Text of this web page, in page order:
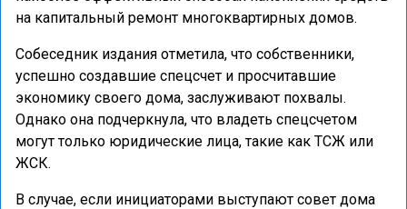
на капитальный ремонт многоквартирных домов.
Собеседник издания отметила, что собственники,
успешно создавшие спецсчет и просчитавшие
экономику своего дома, заслуживают похвалы.
Однако она подчеркнула, что владеть спецсчетом
могут только юридические лица, такие как ТСЖ или
ЖСК.
В случае, если инициаторами выступают совет дома